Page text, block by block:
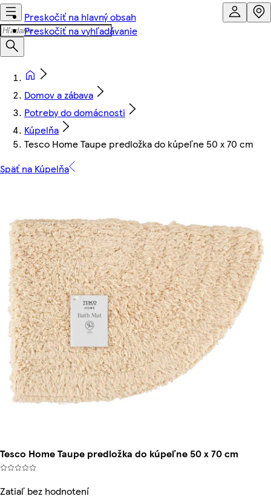
Preskočiť na hlavný obsah
Preskočiť na vyhľadávanie
Domov a zábava
Potreby do domácnosti
Kúpelňa
Tesco Home Taupe predložka do kúpeľne 50 x 70 cm
Späť na Kúpelňa
Tesco Home Taupe predložka do kúpeľne 50 x 70 cm
Zatiaľ bez hodnotení